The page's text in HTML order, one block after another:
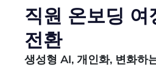
직원 온보딩 여
전환
생성형 AI, 개인화, 변화하